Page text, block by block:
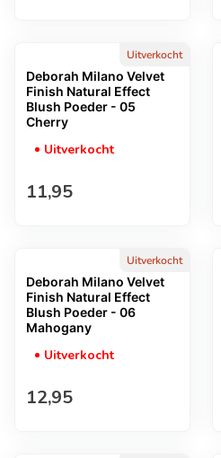
Uitverkocht
Deborah Milano Velvet
Finish Natural Effect
Blush Poeder - 05
Cherry
Uitverkocht
Normale prijs
11,95
Uitverkocht
Deborah Milano Velvet
Finish Natural Effect
Blush Poeder - 06
Mahogany
Uitverkocht
Normale prijs
12,95